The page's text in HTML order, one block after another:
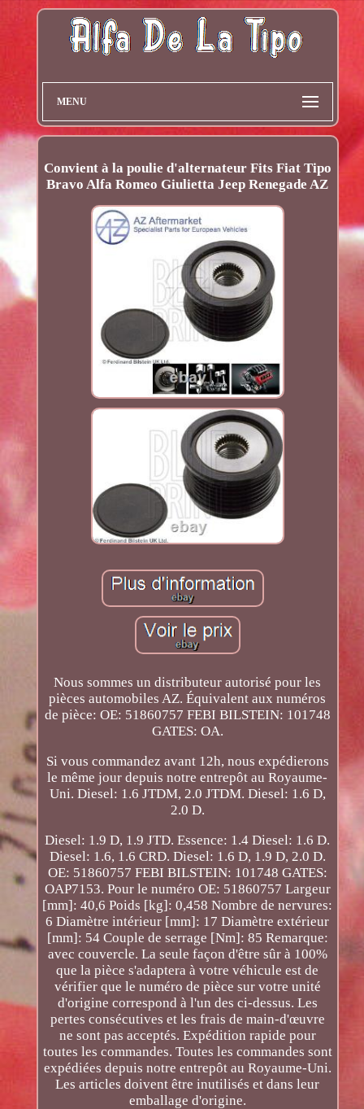
MENU
Convient à la poulie d'alternateur Fits Fiat Tipo
Bravo Alfa Romeo Giulietta Jeep Renegade AZ
Nous sommes un distributeur autorisé pour les
pièces automobiles AZ. Équivalent aux numéros
de pièce: OE: 51860757 FEBI BILSTEIN: 101748
GATES: OA.
Si vous commandez avant 12h, nous expédierons
le même jour depuis notre entrepôt au Royaume-
Uni. Diesel: 1.6 JTDM, 2.0 JTDM. Diesel: 1.6 D,
2.0 D.
Diesel: 1.9 D, 1.9 JTD. Essence: 1.4 Diesel: 1.6 D.
Diesel: 1.6, 1.6 CRD. Diesel: 1.6 D, 1.9 D, 2.0 D.
OE: 51860757 FEBI BILSTEIN: 101748 GATES:
OAP7153. Pour le numéro OE: 51860757 Largeur
[mm]: 40,6 Poids [kg]: 0,458 Nombre de nervures:
6 Diamètre intérieur [mm]: 17 Diamètre extérieur
[mm]: 54 Couple de serrage [Nm]: 85 Remarque:
avec couvercle. La seule façon d'être sûr à 100%
que la pièce s'adaptera à votre véhicule est de
vérifier que le numéro de pièce sur votre unité
d'origine correspond à l'un des ci-dessus. Les
pertes consécutives et les frais de main-d'œuvre
ne sont pas acceptés. Expédition rapide pour
toutes les commandes. Toutes les commandes sont
expédiées depuis notre entrepôt au Royaume-Uni.
Les articles doivent être inutilisés et dans leur
emballage d'origine.